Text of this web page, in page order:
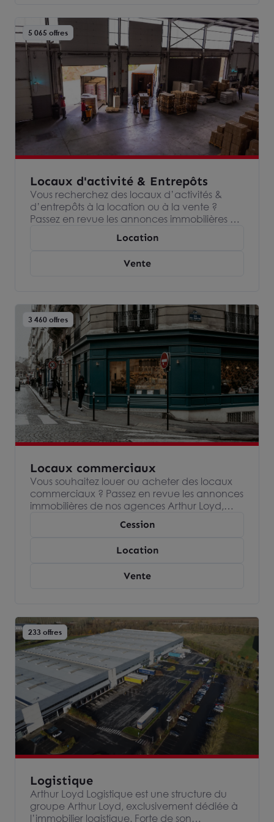
directement, sans engagement.
5 065 offres
Locaux d'activité & Entrepôts
Vous recherchez des locaux d’activités &
d’entrepôts à la location ou à la vente ?
Passez en revue les annonces immobilières de
nos agences Arthur Loyd, spécialisées dans
l’immobilier d’entreprise et devenez
Location
Vente
3 460 offres
Locaux commerciaux
Vous souhaitez louer ou acheter des locaux
commerciaux ? Passez en revue les annonces
immobilières de nos agences Arthur Loyd,
spécialisées dans l’immobilier d’entreprise et
devenez propriétaire ou locataire de votre
Cession
Location
Vente
233 offres
Logistique
Arthur Loyd Logistique est une structure du
groupe Arthur Loyd, exclusivement dédiée à
l’immobilier logistique. Forte de son